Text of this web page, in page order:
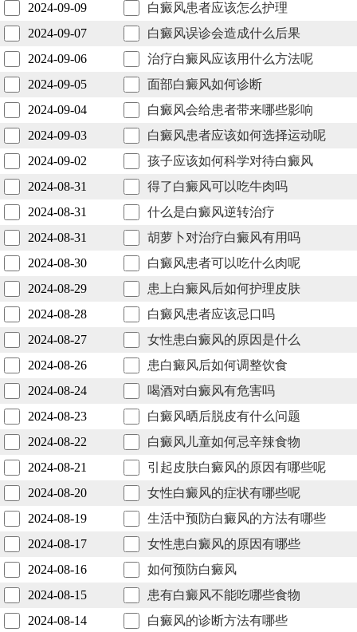
2024-09-09
白癜风患者应该怎么护理
2024-09-07
白癜风误诊会造成什么后果
2024-09-06
治疗白癜风应该用什么方法呢
2024-09-05
面部白癜风如何诊断
2024-09-04
白癜风会给患者带来哪些影响
2024-09-03
白癜风患者应该如何选择运动呢
2024-09-02
孩子应该如何科学对待白癜风
2024-08-31
得了白癜风可以吃牛肉吗
2024-08-31
什么是白癜风逆转治疗
2024-08-31
胡萝卜对治疗白癜风有用吗
2024-08-30
白癜风患者可以吃什么肉呢
2024-08-29
患上白癜风后如何护理皮肤
2024-08-28
白癜风患者应该忌口吗
2024-08-27
女性患白癜风的原因是什么
2024-08-26
患白癜风后如何调整饮食
2024-08-24
喝酒对白癜风有危害吗
2024-08-23
白癜风晒后脱皮有什么问题
2024-08-22
白癜风儿童如何忌辛辣食物
2024-08-21
引起皮肤白癜风的原因有哪些呢
2024-08-20
女性白癜风的症状有哪些呢
2024-08-19
生活中预防白癜风的方法有哪些
2024-08-17
女性患白癜风的原因有哪些
2024-08-16
如何预防白癜风
2024-08-15
患有白癜风不能吃哪些食物
2024-08-14
白癜风的诊断方法有哪些